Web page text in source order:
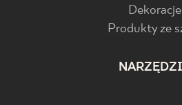
Dekoracje
Produkty ze